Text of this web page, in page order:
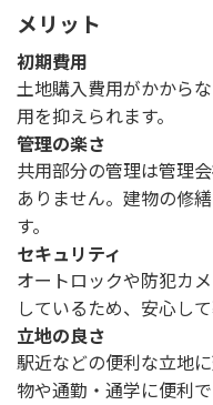
メリット
初期費用
土地購入費用がかから
用を抑えられます。
管理の楽さ
共用部分の管理は管理
ありません。建物の修
す。
セキュリティ
オートロックや防犯カ
しているため、安心して
立地の良さ
駅近などの便利な立地
物や通勤・通学に便利で